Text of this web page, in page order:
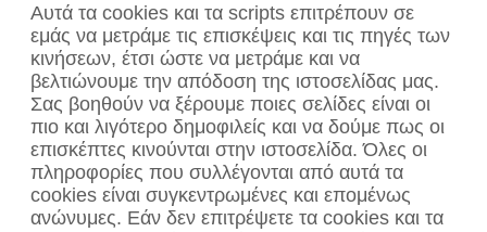
Αυτά τα cookies και τα scripts επιτρέπουν σε
εμάς να μετράμε τις επισκέψεις και τις πηγές των
κινήσεων, έτσι ώστε να μετράμε και να
βελτιώνουμε την απόδοση της ιστοσελίδας μας.
Σας βοηθούν να ξέρουμε ποιες σελίδες είναι οι
πιο και λιγότερο δημοφιλείς και να δούμε πως οι
επισκέπτες κινούνται στην ιστοσελίδα. Όλες οι
πληροφορίες που συλλέγονται από αυτά τα
cookies είναι συγκεντρωμένες και επομένως
ανώνυμες. Εάν δεν επιτρέψετε τα cookies και τα